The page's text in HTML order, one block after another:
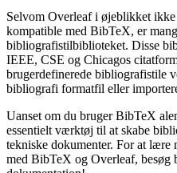
Selvom Overleaf i øjeblikket
kompatible med BibTeX, er
bibliografistilbiblioteket. Disse
IEEE, CSE og Chicagos
brugerdefinerede bibliografistile
bibliografi formatfil eller
Uanset om du bruger BibTeX
essentielt værktøj til at skabe
tekniske dokumenter. For at lære
med BibTeX og Overleaf, besøg